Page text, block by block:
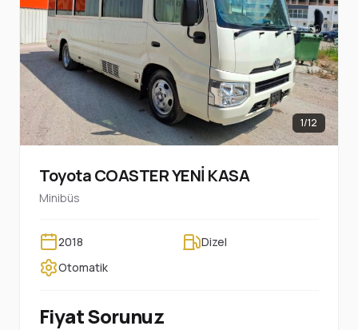
1/12
Toyota COASTER YENİ KASA
Minibüs
2018
Dizel
Otomatik
Fiyat Sorunuz